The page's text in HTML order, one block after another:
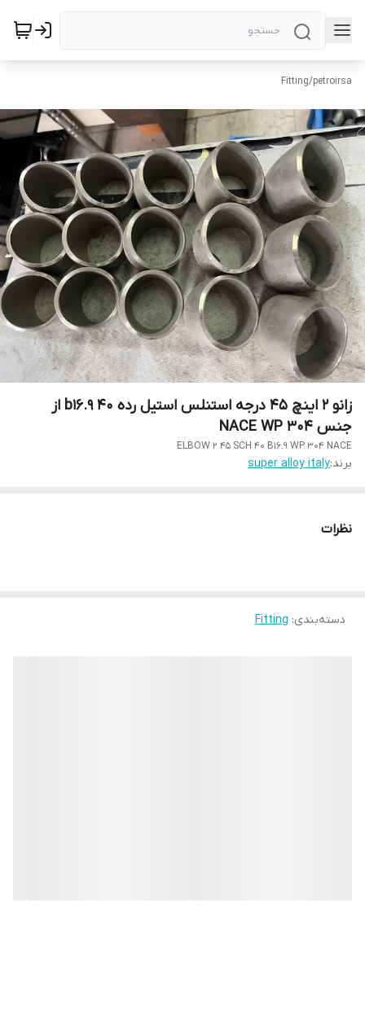
petroirsa
/
Fitting
زانو 2 اینچ 45 درجه استنلس استیل رده 40 b16.9 از
جنس NACE WP 304
ELBOW 2 45 SCH 40 B16.9 WP 304 NACE
برند:super alloy italy
نظرات
دسته‌بندی:
Fitting